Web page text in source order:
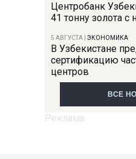
Центробанк
41 тонну золота с
5 АВГУСТА ЭКОНОМИКА
В Узбекистане
сертификацию
центров
ВСЕ